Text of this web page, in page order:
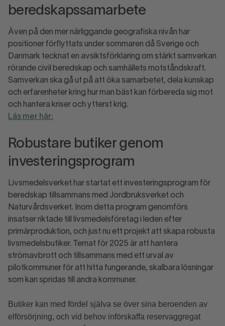
beredskapssamarbete
Även på den mer närliggande geografiska nivån har
positioner förflyttats under sommaren då Sverige och
Danmark tecknat en avsiktsförklaring om stärkt samverkan
rörande civil beredskap och samhällets motståndskraft.
Samverkan ska gå ut på att öka samarbetet, dela kunskap
och erfarenheter kring hur man bäst kan förbereda sig mot
och hantera kriser och ytterst krig.
Läs mer här:
Robustare butiker genom
investeringsprogram
Livsmedelsverket har startat ett investeringsprogram för
beredskap tillsammans med Jordbruksverket och
Naturvårdsverket. Inom detta program genomförs
insatser riktade till livsmedelsföretag i leden efter
primärproduktion, och just nu ett projekt att skapa robusta
livsmedelsbutiker. Temat för 2025 är att hantera
strömavbrott och tillsammans med ett urval av
pilotkommuner för att hitta fungerande, skalbara lösningar
som kan spridas till andra kommuner.
Butiker kan med fördel själva se över sina beroenden av
elförsörjning, och vid behov införskaffa reservaggregat